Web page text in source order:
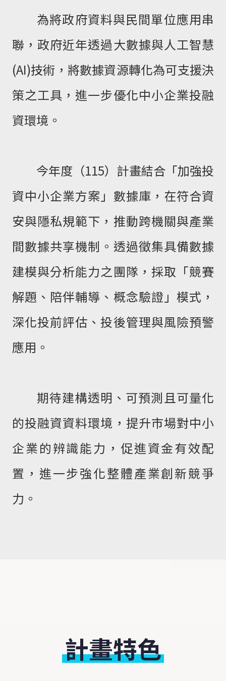
為將政府資料與民間單位應用串
聯，政府近年透過大數據與人工智慧
(AI)技術，將數據資源轉化為可支援決
策之工具，進一步優化中小企業投融
資環境。
今年度（115）計畫結合「加強投
資中小企業方案」數據庫，在符合資
安與隱私規範下，推動跨機關與產業
間數據共享機制。透過徵集具備數據
建模與分析能力之團隊，採取「競賽
解題、陪伴輔導、概念驗證」模式，
深化投前評估、投後管理與風險預警
應用。
期待建構透明、可預測且可量化
的投融資資料環境，提升市場對中小
企業的辨識能力，促進資金有效配
置，進一步強化整體產業創新競爭
力。
計畫特色